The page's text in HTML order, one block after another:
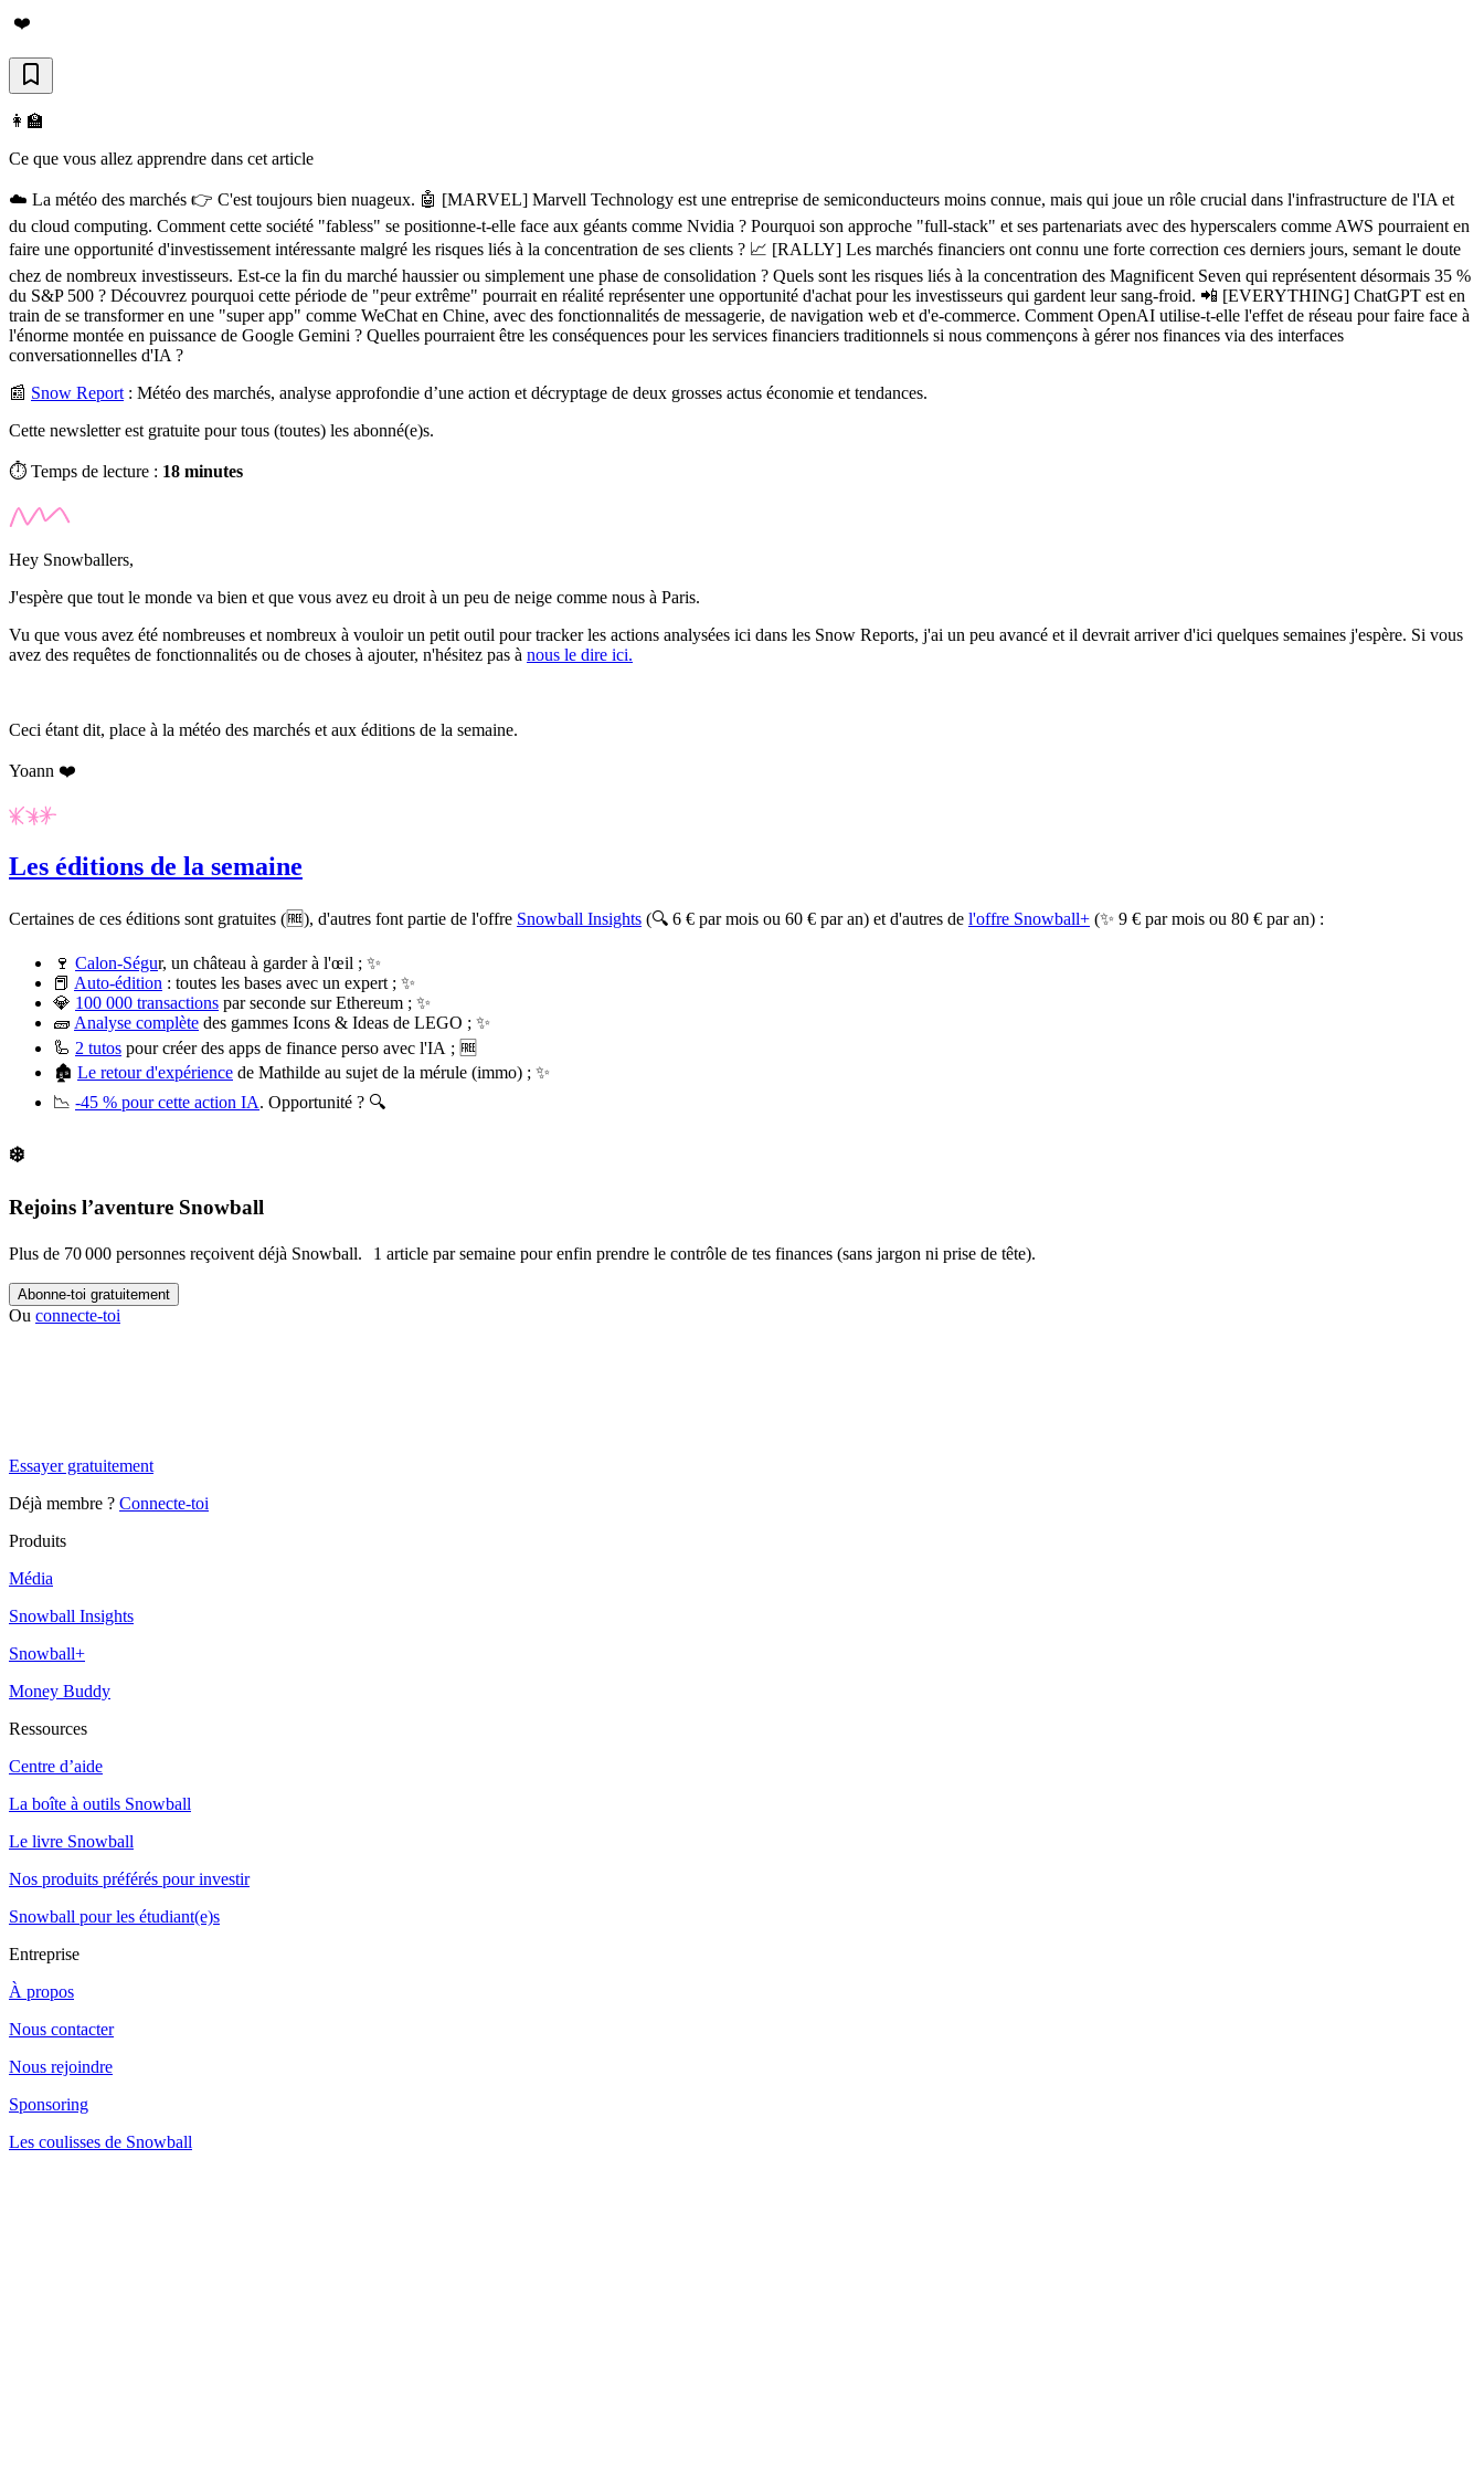
❤️
👩‍🏫
Ce que vous allez apprendre dans cet article
☁️ La météo des marchés 👉 C'est toujours bien nuageux. 🤖 [MARVEL] Marvell Technology est une entreprise de semiconducteurs moins connue, mais qui joue un rôle crucial dans l'infrastructure de l'IA et
du cloud computing. Comment cette société "fabless" se positionne-t-elle face aux géants comme Nvidia ? Pourquoi son approche "full-stack" et ses partenariats avec des hyperscalers comme AWS pourraient en
faire une opportunité d'investissement intéressante malgré les risques liés à la concentration de ses clients ? 📈 [RALLY] Les marchés financiers ont connu une forte correction ces derniers jours, semant le doute
chez de nombreux investisseurs. Est-ce la fin du marché haussier ou simplement une phase de consolidation ? Quels sont les risques liés à la concentration des Magnificent Seven qui représentent désormais 35 %
du S&P 500 ? Découvrez pourquoi cette période de "peur extrême" pourrait en réalité représenter une opportunité d'achat pour les investisseurs qui gardent leur sang-froid. 📲 [EVERYTHING] ChatGPT est en
train de se transformer en une "super app" comme WeChat en Chine, avec des fonctionnalités de messagerie, de navigation web et d'e-commerce. Comment OpenAI utilise-t-elle l'effet de réseau pour faire face à
l'énorme montée en puissance de Google Gemini ? Quelles pourraient être les conséquences pour les services financiers traditionnels si nous commençons à gérer nos finances via des interfaces
conversationnelles d'IA ?
📰 Snow Report : Météo des marchés, analyse approfondie d’une action et décryptage de deux grosses actus économie et tendances.
Cette newsletter est gratuite pour tous (toutes) les abonné(e)s.
⏱️ Temps de lecture : 18 minutes
Hey Snowballers,
J'espère que tout le monde va bien et que vous avez eu droit à un peu de neige comme nous à Paris.
Vu que vous avez été nombreuses et nombreux à vouloir un petit outil pour tracker les actions analysées ici dans les Snow Reports, j'ai un peu avancé et il devrait arriver d'ici quelques semaines j'espère. Si vous
avez des requêtes de fonctionnalités ou de choses à ajouter, n'hésitez pas à nous le dire ici.
Ceci étant dit, place à la météo des marchés et aux éditions de la semaine.
Yoann ❤️
Les éditions de la semaine
Certaines de ces éditions sont gratuites (🆓), d'autres font partie de l'offre Snowball Insights (🔍 6 € par mois ou 60 € par an) et d'autres de l'offre Snowball+ (✨ 9 € par mois ou 80 € par an) :
🍷 Calon-Ségur, un château à garder à l'œil ; ✨
📕 Auto-édition : toutes les bases avec un expert ; ✨
💎 100 000 transactions par seconde sur Ethereum ; ✨
🧱 Analyse complète des gammes Icons & Ideas de LEGO ; ✨
🦾 2 tutos pour créer des apps de finance perso avec l'IA ; 🆓
🏚️ Le retour d'expérience de Mathilde au sujet de la mérule (immo) ; ✨
📉 -45 % pour cette action IA. Opportunité ? 🔍
❄️
Rejoins l’aventure Snowball
Plus de 70 000 personnes reçoivent déjà Snowball. 1 article par semaine pour enfin prendre le contrôle de tes finances (sans jargon ni prise de tête).
Abonne-toi gratuitement
Ou connecte-toi
Essayer gratuitement
Déjà membre ? Connecte-toi
Produits
Média
Snowball Insights
Snowball+
Money Buddy
Ressources
Centre d’aide
La boîte à outils Snowball
Le livre Snowball
Nos produits préférés pour investir
Snowball pour les étudiant(e)s
Entreprise
À propos
Nous contacter
Nous rejoindre
Sponsoring
Les coulisses de Snowball